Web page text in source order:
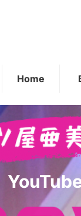
Home